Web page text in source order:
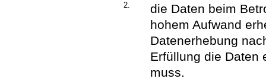
2.
die Daten beim
hohem Aufwand
Datenerhebung
Erfüllung die Daten
muss.